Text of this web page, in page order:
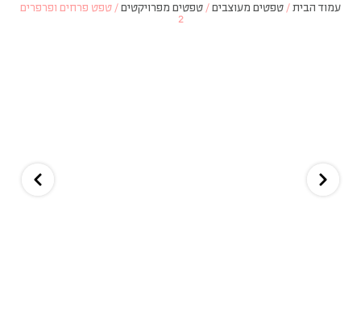
עמוד הבית/ טפטים מעוצבים/ טפטים מפרויקטים/ טפט פרחים ופרפרים
2